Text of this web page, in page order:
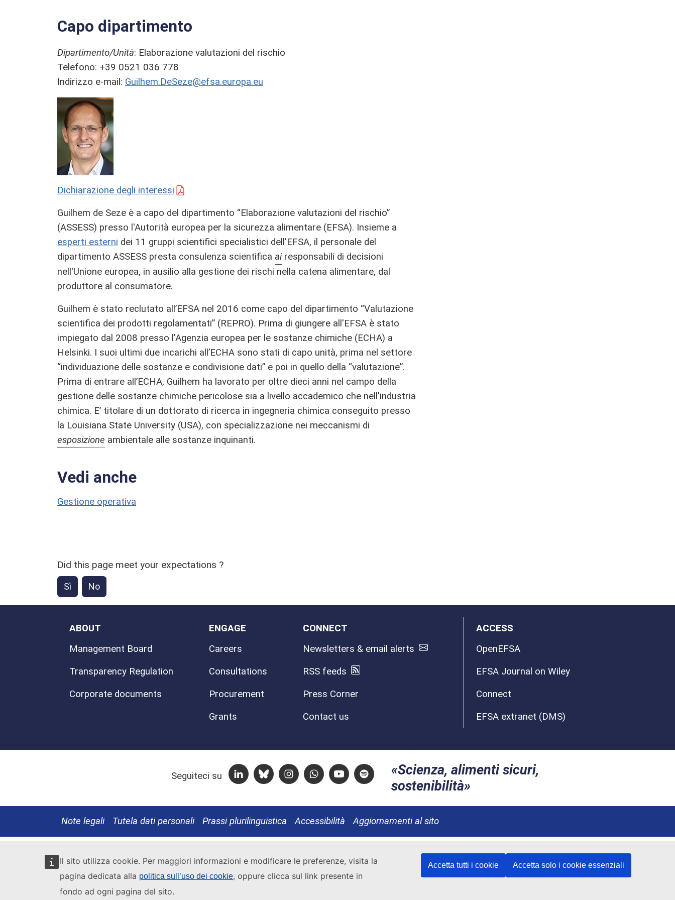
Il sito utilizza cookie. Per maggiori informazioni e modificare le preferenze, visita la
pagina dedicata alla politica sull’uso dei cookie, oppure clicca sul link presente in
fondo ad ogni pagina del sito.
Accetta tutti i cookie Accetta solo i cookie essenziali
Capo dipartimento
Dipartimento/Unità: Elaborazione valutazioni del rischio
Telefono: +39 0521 036 778
Indirizzo e-mail: Guilhem.DeSeze@efsa.europa.eu
Dichiarazione degli interessi
Guilhem de Seze è a capo del dipartimento “Elaborazione valutazioni del rischio”
(ASSESS) presso l'Autorità europea per la sicurezza alimentare (EFSA). Insieme a
esperti esterni dei 11 gruppi scientifici specialistici dell'EFSA, il personale del
dipartimento ASSESS presta consulenza scientifica airesponsabili di decisioni
nell'Unione europea, in ausilio alla gestione dei rischi nella catena alimentare, dal
produttore al consumatore.
Guilhem è stato reclutato all’EFSA nel 2016 come capo del dipartimento “Valutazione
scientifica dei prodotti regolamentati” (REPRO). Prima di giungere all'EFSA è stato
impiegato dal 2008 presso l'Agenzia europea per le sostanze chimiche (ECHA) a
Helsinki. I suoi ultimi due incarichi all’ECHA sono stati di capo unità, prima nel settore
“individuazione delle sostanze e condivisione dati” e poi in quello della “valutazione”.
Prima di entrare all’ECHA, Guilhem ha lavorato per oltre dieci anni nel campo della
gestione delle sostanze chimiche pericolose sia a livello accademico che nell'industria
chimica. E’ titolare di un dottorato di ricerca in ingegneria chimica conseguito presso
la Louisiana State University (USA), con specializzazione nei meccanismi di
esposizione ambientale alle sostanze inquinanti.
Vedi anche
Gestione operativa
Did this page meet your expectations ?
Sì No
ABOUT
Management Board
Transparency Regulation
Corporate documents
ENGAGE
Careers
Consultations
Procurement
Grants
CONNECT
Newsletters & email alerts
RSS feeds
Press Corner
Contact us
ACCESS
OpenEFSA
EFSA Journal on Wiley
Connect
EFSA extranet (DMS)
Seguiteci su LinkedinBlueskyInstagramWhatsappYoutubeSpotify
Scienza, alimenti sicuri,
sostenibilità
Note legali Tutela dati personali Prassi plurilinguistica Accessibilità Aggiornamenti al sito
Presunzione qualificata di sicurezza (QPS)
Portatori di interesse